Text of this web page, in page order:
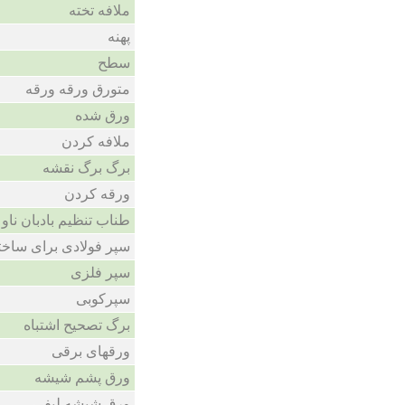
ملافه تخته
پهنه
سطح
متورق ورقه ورقه
ورق شده
ملافه کردن
برگ برگ نقشه
ورقه کردن
طناب تنظیم بادبان
سپر فولادی برای
سپر فلزی
سپرکوبی
برگ تصحیح اشتباه
ورقهای برقی
ورق پشم شیشه